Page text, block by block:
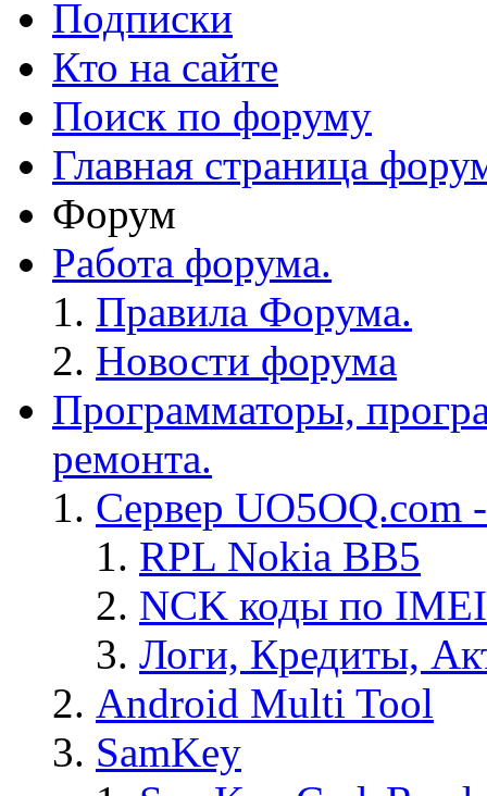
Подписки
Кто на сайте
Поиск по форуму
Главная страница
Форум
Работа форума.
Правила Форума.
Новости форума
Программаторы,
ремонта.
Сервер
RPL Nokia BB5
NCK коды по IMEI
Логи, Кредиты,
Android Multi Tool
SamKey